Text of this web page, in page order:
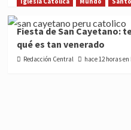
Fiesta de San Cayetano:
qué es tan venerado
Redacción Central hace 12 horas